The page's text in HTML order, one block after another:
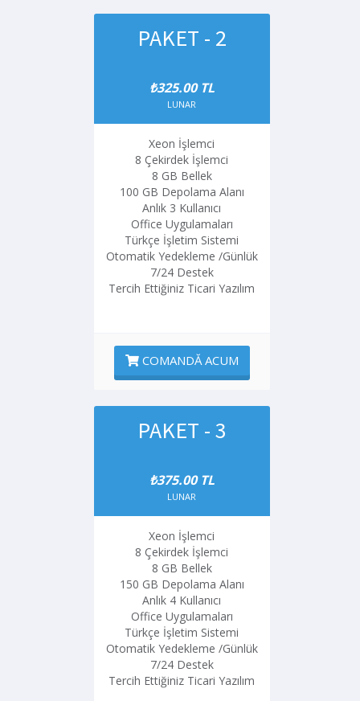
PAKET - 2
₺325.00 TL
LUNAR
Xeon İşlemci
8 Çekirdek İşlemci
8 GB Bellek
100 GB Depolama Alanı
Anlık 3 Kullanıcı
Office Uygulamaları
Türkçe İşletim Sistemi
Otomatik Yedekleme /Günlük
7/24 Destek
Tercih Ettiğiniz Ticari Yazılım
COMANDĂ ACUM
PAKET - 3
₺375.00 TL
LUNAR
Xeon İşlemci
8 Çekirdek İşlemci
8 GB Bellek
150 GB Depolama Alanı
Anlık 4 Kullanıcı
Office Uygulamaları
Türkçe İşletim Sistemi
Otomatik Yedekleme /Günlük
7/24 Destek
Tercih Ettiğiniz Ticari Yazılım